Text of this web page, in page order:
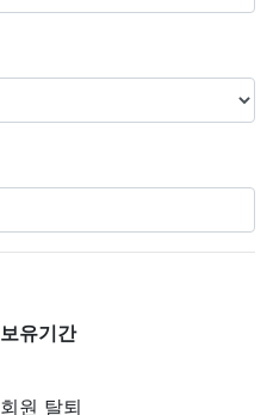
보유기간
회원 탈퇴